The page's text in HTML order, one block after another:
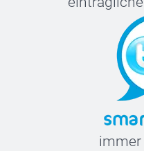
immer